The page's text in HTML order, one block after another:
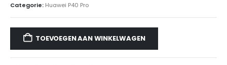
Categorie: Huawei P40 Pro
TOEVOEGEN AAN WINKELWAGEN